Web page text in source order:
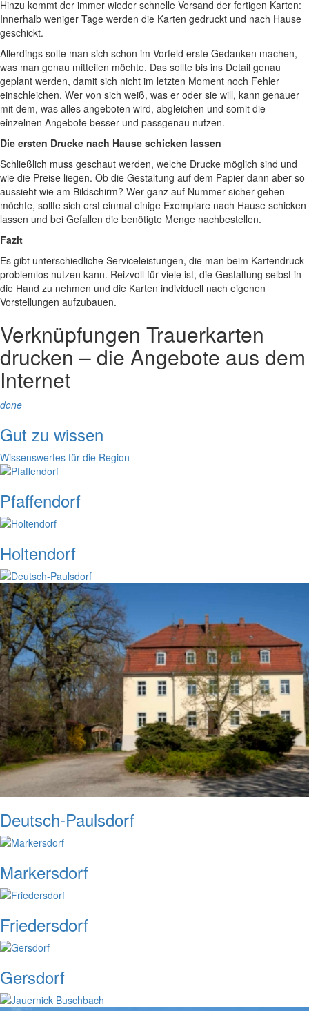
Hinzu kommt der immer wieder schnelle Versand der fertigen Karten:
Innerhalb weniger Tage werden die Karten gedruckt und nach Hause
geschickt.
Allerdings solte man sich schon im Vorfeld erste Gedanken machen,
was man genau mitteilen möchte. Das sollte bis ins Detail genau
geplant werden, damit sich nicht im letzten Moment noch Fehler
einschleichen. Wer von sich weiß, was er oder sie will, kann genauer
mit dem, was alles angeboten wird, abgleichen und somit die
einzelnen Angebote besser und passgenau nutzen.
Die ersten Drucke nach Hause schicken lassen
Schließlich muss geschaut werden, welche Drucke möglich sind und
wie die Preise liegen. Ob die Gestaltung auf dem Papier dann aber so
aussieht wie am Bildschirm? Wer ganz auf Nummer sicher gehen
möchte, sollte sich erst einmal einige Exemplare nach Hause schicken
lassen und bei Gefallen die benötigte Menge nachbestellen.
Fazit
Es gibt unterschiedliche Serviceleistungen, die man beim Kartendruck
problemlos nutzen kann. Reizvoll für viele ist, die Gestaltung selbst in
die Hand zu nehmen und die Karten individuell nach eigenen
Vorstellungen aufzubauen.
Verknüpfungen Trauerkarten
drucken – die Angebote aus dem
Internet
done
Gut zu wissen
Wissenswertes für die Region
Pfaffendorf
Holtendorf
Deutsch-Paulsdorf
Markersdorf
Friedersdorf
Gersdorf